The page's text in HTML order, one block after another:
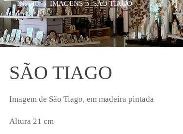
INÍCIO IMAGENS SÃO TIAGO
SÃO TIAGO
Imagem de São Tiago, em madeira pintada
Altura 21 cm